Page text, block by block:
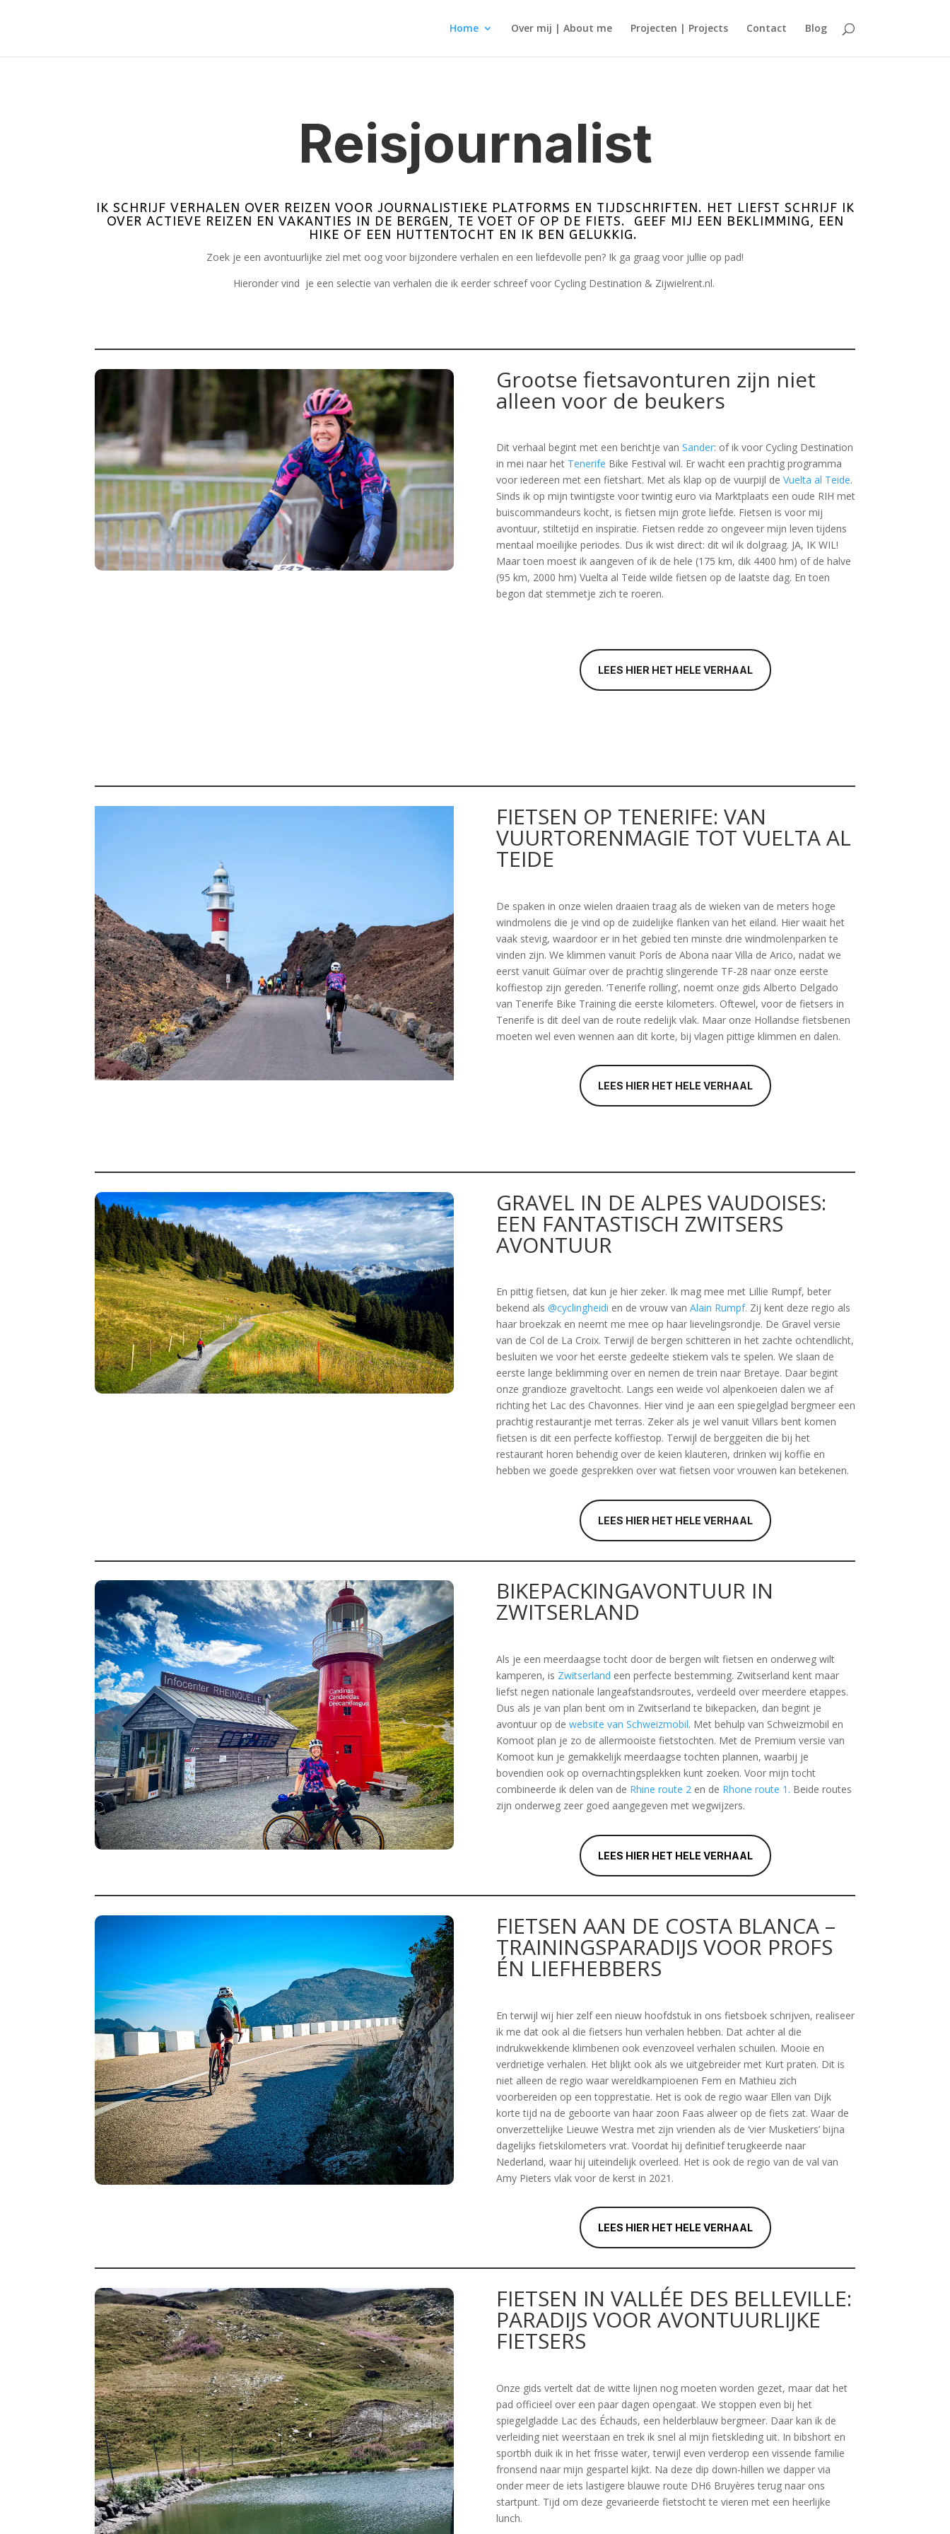
Home Over mij | About me Projecten | Projects Contact Blog
Reisjournalist
IK SCHRIJF VERHALEN OVER REIZEN VOOR JOURNALISTIEKE PLATFORMS EN TIJDSCHRIFTEN. HET LIEFST SCHRIJF IK
OVER ACTIEVE REIZEN EN VAKANTIES IN DE BERGEN, TE VOET OF OP DE FIETS. GEEF MIJ EEN BEKLIMMING, EEN
HIKE OF EEN HUTTENTOCHT EN IK BEN GELUKKIG.
Zoek je een avontuurlijke ziel met oog voor bijzondere verhalen en een liefdevolle pen? Ik ga graag voor jullie op pad!
Hieronder vind je een selectie van verhalen die ik eerder schreef voor Cycling Destination & Zijwielrent.nl.
Grootse fietsavonturen zijn niet
alleen voor de beukers
Dit verhaal begint met een berichtje van Sander: of ik voor Cycling Destination
in mei naar het Tenerife Bike Festival wil. Er wacht een prachtig programma
voor iedereen met een fietshart. Met als klap op de vuurpijl de Vuelta al Teide.
Sinds ik op mijn twintigste voor twintig euro via Marktplaats een oude RIH met
buiscommandeurs kocht, is fietsen mijn grote liefde. Fietsen is voor mij
avontuur, stiltetijd en inspiratie. Fietsen redde zo ongeveer mijn leven tijdens
mentaal moeilijke periodes. Dus ik wist direct: dit wil ik dolgraag. JA, IK WIL!
Maar toen moest ik aangeven of ik de hele (175 km, dik 4400 hm) of de halve
(95 km, 2000 hm) Vuelta al Teide wilde fietsen op de laatste dag. En toen
begon dat stemmetje zich te roeren.
LEES HIER HET HELE VERHAAL
FIETSEN OP TENERIFE: VAN
VUURTORENMAGIE TOT VUELTA AL
TEIDE
De spaken in onze wielen draaien traag als de wieken van de meters hoge
windmolens die je vind op de zuidelijke flanken van het eiland. Hier waait het
vaak stevig, waardoor er in het gebied ten minste drie windmolenparken te
vinden zijn. We klimmen vanuit Porís de Abona naar Villa de Arico, nadat we
eerst vanuit Güímar over de prachtig slingerende TF-28 naar onze eerste
koffiestop zijn gereden. ‘Tenerife rolling’, noemt onze gids Alberto Delgado
van Tenerife Bike Training die eerste kilometers. Oftewel, voor de fietsers in
Tenerife is dit deel van de route redelijk vlak. Maar onze Hollandse fietsbenen
moeten wel even wennen aan dit korte, bij vlagen pittige klimmen en dalen.
LEES HIER HET HELE VERHAAL
GRAVEL IN DE ALPES VAUDOISES:
EEN FANTASTISCH ZWITSERS
AVONTUUR
En pittig fietsen, dat kun je hier zeker. Ik mag mee met Lillie Rumpf, beter
bekend als @cyclingheidi en de vrouw van Alain Rumpf. Zij kent deze regio als
haar broekzak en neemt me mee op haar lievelingsrondje. De Gravel versie
van de Col de La Croix. Terwijl de bergen schitteren in het zachte ochtendlicht,
besluiten we voor het eerste gedeelte stiekem vals te spelen. We slaan de
eerste lange beklimming over en nemen de trein naar Bretaye. Daar begint
onze grandioze graveltocht. Langs een weide vol alpenkoeien dalen we af
richting het Lac des Chavonnes. Hier vind je aan een spiegelglad bergmeer een
prachtig restaurantje met terras. Zeker als je wel vanuit Villars bent komen
fietsen is dit een perfecte koffiestop. Terwijl de berggeiten die bij het
restaurant horen behendig over de keien klauteren, drinken wij koffie en
hebben we goede gesprekken over wat fietsen voor vrouwen kan betekenen.
LEES HIER HET HELE VERHAAL
BIKEPACKINGAVONTUUR IN
ZWITSERLAND
Als je een meerdaagse tocht door de bergen wilt fietsen en onderweg wilt
kamperen, is Zwitserland een perfecte bestemming. Zwitserland kent maar
liefst negen nationale langeafstandsroutes, verdeeld over meerdere etappes.
Dus als je van plan bent om in Zwitserland te bikepacken, dan begint je
avontuur op de website van Schweizmobil. Met behulp van Schweizmobil en
Komoot plan je zo de allermooiste fietstochten. Met de Premium versie van
Komoot kun je gemakkelijk meerdaagse tochten plannen, waarbij je
bovendien ook op overnachtingsplekken kunt zoeken. Voor mijn tocht
combineerde ik delen van de Rhine route 2en de Rhone route 1. Beide routes
zijn onderweg zeer goed aangegeven met wegwijzers.
LEES HIER HET HELE VERHAAL
FIETSEN AAN DE COSTA BLANCA –
TRAININGSPARADIJS VOOR PROFS
ÉN LIEFHEBBERS
En terwijl wij hier zelf een nieuw hoofdstuk in ons fietsboek schrijven, realiseer
ik me dat ook al die fietsers hun verhalen hebben. Dat achter al die
indrukwekkende klimbenen ook evenzoveel verhalen schuilen. Mooie en
verdrietige verhalen. Het blijkt ook als we uitgebreider met Kurt praten. Dit is
niet alleen de regio waar wereldkampioenen Fem en Mathieu zich
voorbereiden op een topprestatie. Het is ook de regio waar Ellen van Dijk
korte tijd na de geboorte van haar zoon Faas alweer op de fiets zat. Waar de
onverzettelijke Lieuwe Westra met zijn vrienden als de ‘vier Musketiers’ bijna
dagelijks fietskilometers vrat. Voordat hij definitief terugkeerde naar
Nederland, waar hij uiteindelijk overleed. Het is ook de regio van de val van
Amy Pieters vlak voor de kerst in 2021.
LEES HIER HET HELE VERHAAL
FIETSEN IN VALLÉE DES BELLEVILLE:
PARADIJS VOOR AVONTUURLIJKE
FIETSERS
Onze gids vertelt dat de witte lijnen nog moeten worden gezet, maar dat het
pad officieel over een paar dagen opengaat. We stoppen even bij het
spiegelgladde Lac des Échauds, een helderblauw bergmeer. Daar kan ik de
verleiding niet weerstaan en trek ik snel al mijn fietskleding uit. In bibshort en
sportbh duik ik in het frisse water, terwijl even verderop een vissende familie
fronsend naar mijn gespartel kijkt. Na deze dip down-hillen we dapper via
onder meer de iets lastigere blauwe route DH6 Bruyères terug naar ons
startpunt. Tijd om deze gevarieerde fietstocht te vieren met een heerlijke
lunch.